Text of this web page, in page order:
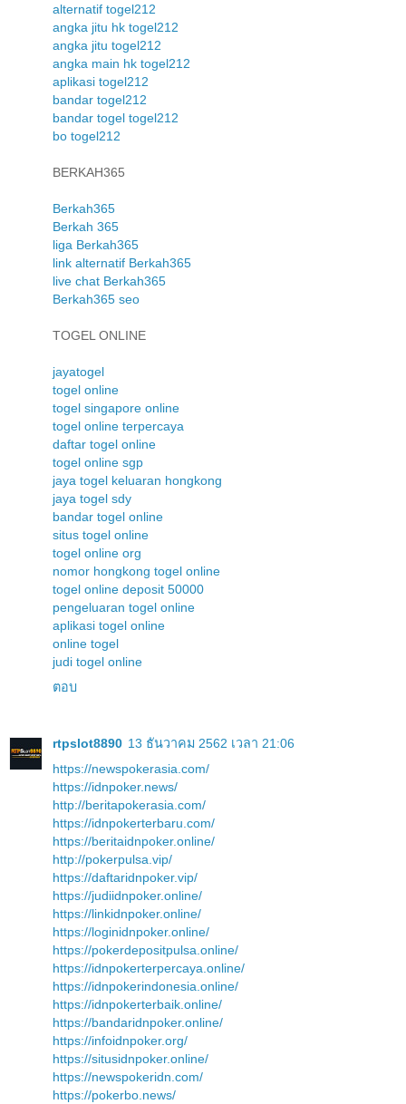
alternatif togel212
angka jitu hk togel212
angka jitu togel212
angka main hk togel212
aplikasi togel212
bandar togel212
bandar togel togel212
bo togel212
BERKAH365
Berkah365
Berkah 365
liga Berkah365
link alternatif Berkah365
live chat Berkah365
Berkah365 seo
TOGEL ONLINE
jayatogel
togel online
togel singapore online
togel online terpercaya
daftar togel online
togel online sgp
jaya togel keluaran hongkong
jaya togel sdy
bandar togel online
situs togel online
togel online org
nomor hongkong togel online
togel online deposit 50000
pengeluaran togel online
aplikasi togel online
online togel
judi togel online
ตอบ
rtpslot8890 13 ธันวาคม 2562 เวลา 21:06
https://newspokerasia.com/
https://idnpoker.news/
http://beritapokerasia.com/
https://idnpokerterbaru.com/
https://beritaidnpoker.online/
http://pokerpulsa.vip/
https://daftaridnpoker.vip/
https://judiidnpoker.online/
https://linkidnpoker.online/
https://loginidnpoker.online/
https://pokerdepositpulsa.online/
https://idnpokerterpercaya.online/
https://idnpokerindonesia.online/
https://idnpokerterbaik.online/
https://bandaridnpoker.online/
https://infoidnpoker.org/
https://situsidnpoker.online/
https://newspokeridn.com/
https://pokerbo.news/